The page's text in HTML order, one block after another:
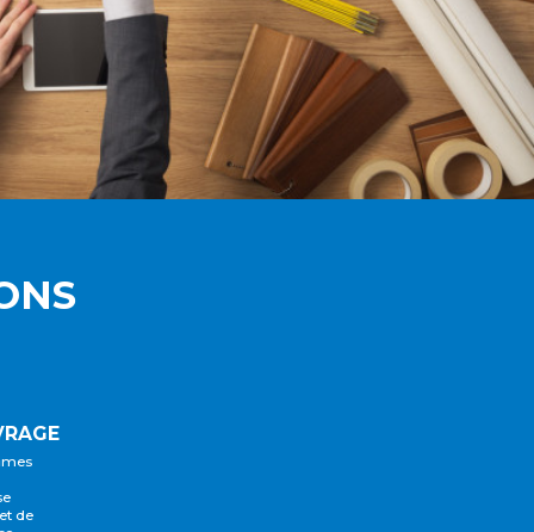
de